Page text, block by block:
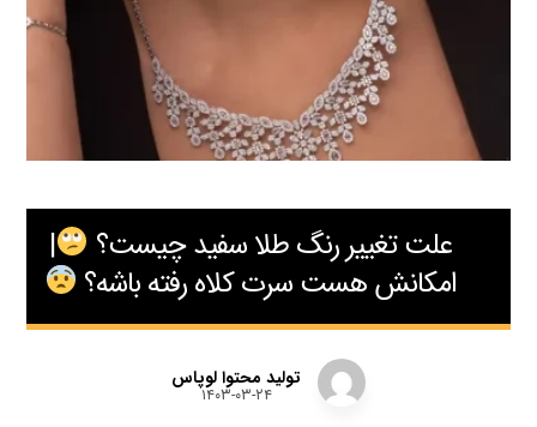
علت تغییر رنگ طلا سفید چیست؟
|
امکانش هست سرت کلاه رفته باشه؟
تولید محتوا لوپاس
۱۴۰۳-۰۳-۲۴